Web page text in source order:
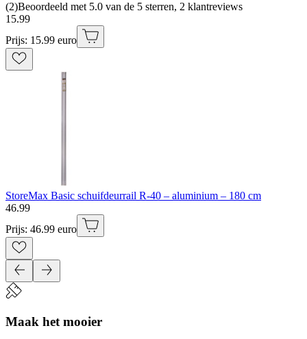
(2)Beoordeeld met 5.0 van de 5 sterren, 2 klantreviews
15.99
Prijs: 15.99 euro
StoreMax Basic schuifdeurrail R-40 – aluminium – 180 cm
46.99
Prijs: 46.99 euro
Maak het mooier